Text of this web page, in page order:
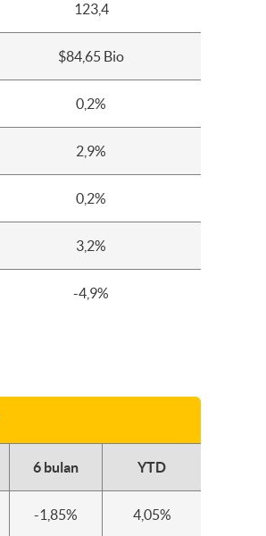
123,4
$84,65 Bio
0,2%
2,9%
0,2%
3,2%
-4,9%
6 bulan YTD
-1,85% 4,05%